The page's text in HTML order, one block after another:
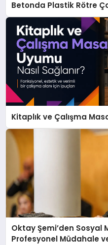
Betonda Plastik Rötre
Kitaplık ve Çalışma
Oktay Şemi’den Sosyal
Profesyonel Müdahale